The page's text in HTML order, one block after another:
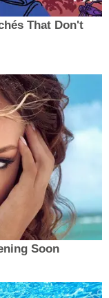
That Don't
Soon